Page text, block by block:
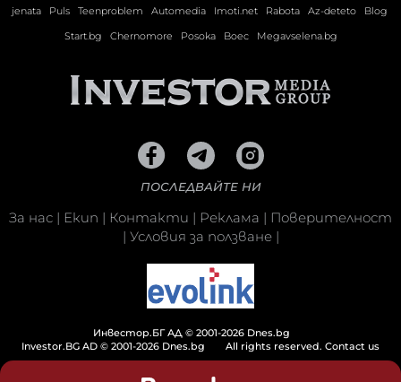
jenata
Puls Teenproblem Automedia Imoti.net Rabota Az-deteto
Blog
Start.bg
Chernomore Posoka Boec Megavselena.bg
ПОСЛЕДВАЙТЕ НИ
За нас | Екип | Контакти | Реклама | Поверителност
| Условия за ползване|
Инвестор.БГ АД © 2001-2026 Dnes.bg
Investor.BG AD © 2001-2026 Dnes.bg
All rights reserved. Contact us